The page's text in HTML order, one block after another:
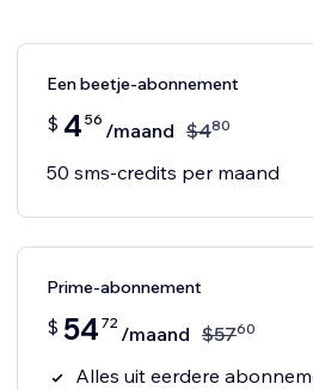
Een beetje-abonnement
$ 4 56 /maand $480
50 sms-credits per maand
Prime-abonnement
$ 54 72 /maand $5760
Alles uit eerdere